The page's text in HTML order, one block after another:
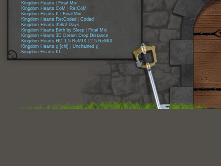
Kingdom Hearts
Final Mix
Kingdom Hearts CoM
Re:CoM
Kingdom Hearts II
Final Mix
Kingdom Hearts Re:Coded
Coded
Kingdom Hearts 358/2 Days
Kingdom Hearts Birth by Sleep
Final Mix
Kingdom Hearts 3D Dream Drop Distance
Kingdom Hearts HD 1.5 ReMIX
2.5 ReMIX
Kingdom Hearts χ [chi]
Unchained χ
Kingdom Hearts III